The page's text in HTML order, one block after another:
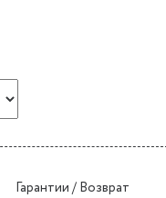
Гарантии / Возврат